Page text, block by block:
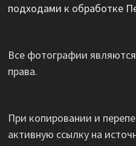
подходами к обработке
Все фотографии
права.
При копировании и
активную ссылку на